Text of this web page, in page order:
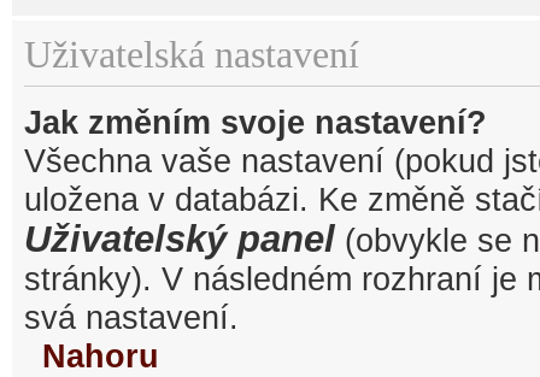
Uživatelská nastavení
Jak změním svoje nastavení?
Všechna vaše nastavení (pokud
uložena v databázi. Ke změně
Uživatelský panel (obvykle se
stránky). V následném rozhraní je
svá nastavení.
Nahoru